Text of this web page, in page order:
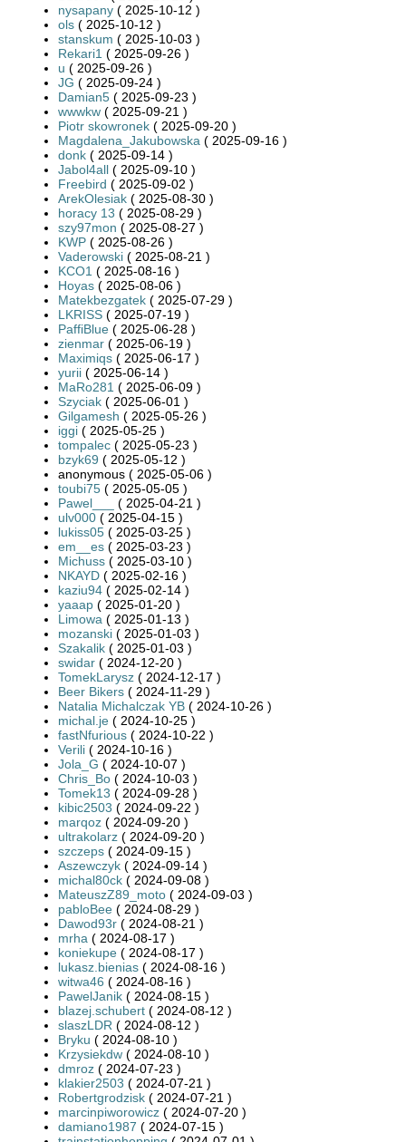
nysapany ( 2025-10-12 )
ols ( 2025-10-12 )
stanskum ( 2025-10-03 )
Rekari1 ( 2025-09-26 )
u ( 2025-09-26 )
JG ( 2025-09-24 )
Damian5 ( 2025-09-23 )
wwwkw ( 2025-09-21 )
Piotr skowronek ( 2025-09-20 )
Magdalena_Jakubowska ( 2025-09-16 )
donk ( 2025-09-14 )
Jabol4all ( 2025-09-10 )
Freebird ( 2025-09-02 )
ArekOlesiak ( 2025-08-30 )
horacy 13 ( 2025-08-29 )
szy97mon ( 2025-08-27 )
KWP ( 2025-08-26 )
Vaderowski ( 2025-08-21 )
KCO1 ( 2025-08-16 )
Hoyas ( 2025-08-06 )
Matekbezgatek ( 2025-07-29 )
LKRISS ( 2025-07-19 )
PaffiBlue ( 2025-06-28 )
zienmar ( 2025-06-19 )
Maximiqs ( 2025-06-17 )
yurii ( 2025-06-14 )
MaRo281 ( 2025-06-09 )
Szyciak ( 2025-06-01 )
Gilgamesh ( 2025-05-26 )
iggi ( 2025-05-25 )
tompalec ( 2025-05-23 )
bzyk69 ( 2025-05-12 )
anonymous ( 2025-05-06 )
toubi75 ( 2025-05-05 )
Pawel___
( 2025-04-21 )
ulv000 ( 2025-04-15 )
lukiss05 ( 2025-03-25 )
em__es ( 2025-03-23 )
Michuss ( 2025-03-10 )
NKAYD ( 2025-02-16 )
kaziu94 ( 2025-02-14 )
yaaap ( 2025-01-20 )
Limowa ( 2025-01-13 )
mozanski ( 2025-01-03 )
Szakalik ( 2025-01-03 )
swidar ( 2024-12-20 )
TomekLarysz ( 2024-12-17 )
Beer Bikers ( 2024-11-29 )
Natalia Michalczak YB ( 2024-10-26 )
michal.je ( 2024-10-25 )
fastNfurious ( 2024-10-22 )
Verili ( 2024-10-16 )
Jola_G ( 2024-10-07 )
Chris_Bo ( 2024-10-03 )
Tomek13 ( 2024-09-28 )
kibic2503 ( 2024-09-22 )
marqoz ( 2024-09-20 )
ultrakolarz ( 2024-09-20 )
szczeps ( 2024-09-15 )
Aszewczyk ( 2024-09-14 )
michal80ck ( 2024-09-08 )
MateuszZ89_moto ( 2024-09-03 )
pabloBee ( 2024-08-29 )
Dawod93r ( 2024-08-21 )
mrha ( 2024-08-17 )
koniekupe ( 2024-08-17 )
lukasz.bienias ( 2024-08-16 )
witwa46 ( 2024-08-16 )
PawelJanik ( 2024-08-15 )
blazej.schubert ( 2024-08-12 )
slaszLDR ( 2024-08-12 )
Bryku ( 2024-08-10 )
Krzysiekdw ( 2024-08-10 )
dmroz ( 2024-07-23 )
klakier2503 ( 2024-07-21 )
Robertgrodzisk ( 2024-07-21 )
marcinpiworowicz ( 2024-07-20 )
damiano1987 ( 2024-07-15 )